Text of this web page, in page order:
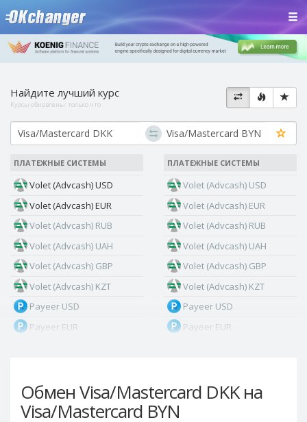
Обмен Visa/Mastercard DKK на
Visa/Mastercard BYN
Найдите лучший курс
Курсы обновлены: только что
ПЛАТЕЖНЫЕ СИСТЕМЫ
Volet (Advcash) USD
Volet (Advcash) EUR
Volet (Advcash) RUB
Volet (Advcash) UAH
Volet (Advcash) GBP
Volet (Advcash) KZT
Payeer USD
Payeer EUR
Payeer Tether ERC20
(USDT)
ПЛАТЕЖНЫЕ СИСТЕМЫ
Volet (Advcash) USD
Volet (Advcash) EUR
Volet (Advcash) RUB
Volet (Advcash) UAH
Volet (Advcash) GBP
Volet (Advcash) KZT
Payeer USD
Payeer EUR
Payeer Tether ERC20
(USDT)